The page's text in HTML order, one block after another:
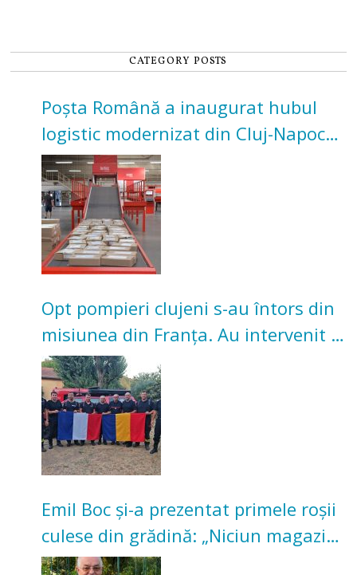
CATEGORY POSTS
Poșta Română a inaugurat hubul
logistic modernizat din Cluj-Napoca.
Investiție de 3 milioane de euro
Opt pompieri clujeni s-au întors din
misiunea din Franța. Au intervenit la
incendii de vegetație și pădure
Emil Boc și-a prezentat primele roșii
culese din grădină: „Niciun magazin
nu poate oferi această satisfacție”